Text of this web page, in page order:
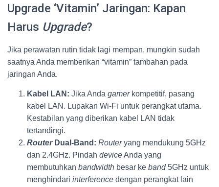
Upgrade ‘Vitamin’ Jaringan: Kapan
Harus Upgrade?
Jika perawatan rutin tidak lagi mempan, mungkin sudah
saatnya Anda memberikan “vitamin” tambahan pada
jaringan Anda.
Kabel LAN: Jika Anda gamerkompetitif, pasang
kabel LAN. Lupakan Wi-Fi untuk perangkat utama.
Kestabilan yang diberikan kabel LAN tidak
tertandingi.
RouterDual-Band: Routeryang mendukung 5GHz
dan 2.4GHz. Pindah deviceAnda yang
membutuhkan bandwidth besar ke band5GHz untuk
menghindari interference dengan perangkat lain